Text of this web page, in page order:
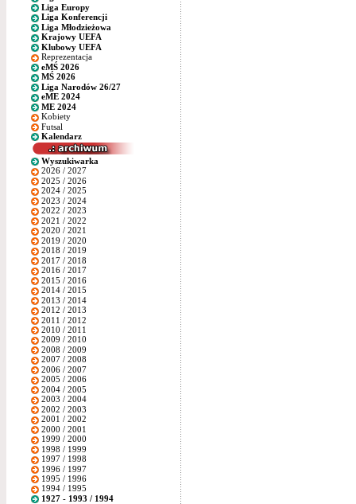
Liga Europy
Liga Konferencji
Liga Młodzieżowa
Krajowy UEFA
Klubowy UEFA
Reprezentacja
eMŚ 2026
MŚ 2026
Liga Narodów 26/27
eME 2024
ME 2024
Kobiety
Futsal
Kalendarz
Wyszukiwarka
2026 / 2027
2025 / 2026
2024 / 2025
2023 / 2024
2022 / 2023
2021 / 2022
2020 / 2021
2019 / 2020
2018 / 2019
2017 / 2018
2016 / 2017
2015 / 2016
2014 / 2015
2013 / 2014
2012 / 2013
2011 / 2012
2010 / 2011
2009 / 2010
2008 / 2009
2007 / 2008
2006 / 2007
2005 / 2006
2004 / 2005
2003 / 2004
2002 / 2003
2001 / 2002
2000 / 2001
1999 / 2000
1998 / 1999
1997 / 1998
1996 / 1997
1995 / 1996
1994 / 1995
1927 - 1993 / 1994